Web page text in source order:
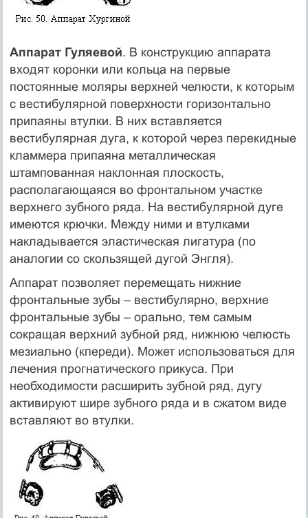
Аппарат Гуляевой. В конструкцию аппарата
входят коронки или кольца на первые
постоянные моляры верхней челюсти, к которым
с вестибулярной поверхности горизонтально
припаяны втулки. В них вставляется
вестибулярная дуга, к которой через перекидные
кламмера припаяна металлическая
штампованная наклонная плоскость,
располагающаяся во фронтальном участке
верхнего зубного ряда. На вестибулярной дуге
имеются крючки. Между ними и втулками
накладывается эластическая лигатура (по
аналогии со скользящей дугой Энгля).
Аппарат позволяет перемещать нижние
фронтальные зубы – вестибулярно, верхние
фронтальные зубы – орально, тем самым
сокращая верхний зубной ряд, нижнюю челюсть
мезиально (кпереди). Может использоваться для
лечения прогнатического прикуса. При
необходимости расширить зубной ряд, дугу
активируют шире зубного ряда и в сжатом виде
вставляют во втулки.